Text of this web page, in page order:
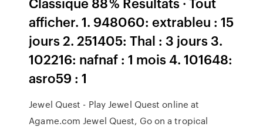
afficher. 1. 948060: extrableu : 15
jours 2. 251405: Thal : 3 jours 3.
102216: nafnaf : 1 mois 4. 101648:
asro59 : 1
Jewel Quest - Play Jewel Quest online at
Agame.com Jewel Quest, Go on a tropical